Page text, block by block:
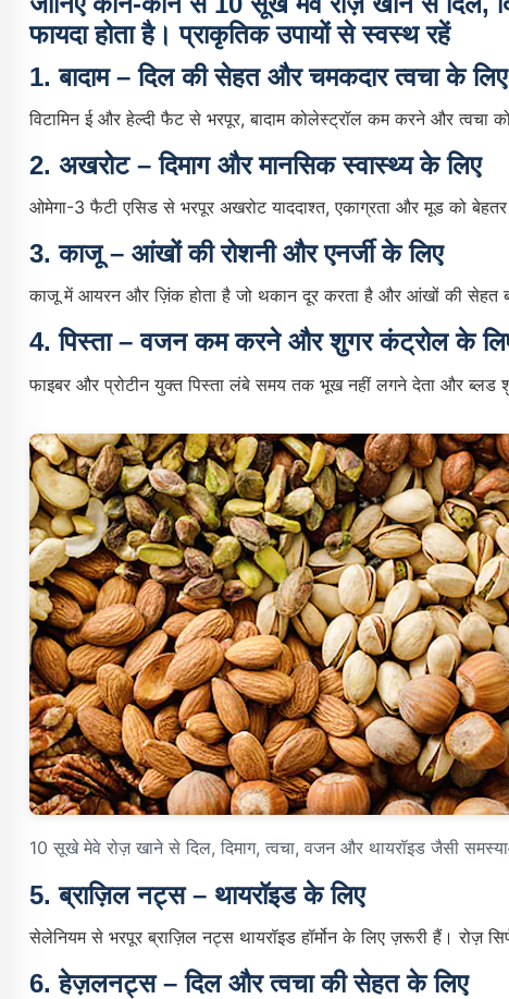
फायदा होता है। प्राकृतिक उपायों से स्वस्थ रहें
1.बादाम – दिल की सेहत और चमकदार त्वचा के लिए
विटामिन ई और हेल्दी फैट से भरपूर, बादाम कोलेस्ट्रॉल कम करने और त्वचा
2. अखरोट – दिमाग और मानसिक स्वास्थ्य के लिए
ओमेगा-3 फैटी एसिड से भरपूर अखरोट याददाश्त, एकाग्रता और मूड को बेहतर
3.काजू – आंखों की रोशनी और एनर्जी के लिए
काजू में आयरन और ज़िंक होता है जो थकान दूर करता है और आंखों की सेहत
4.पिस्ता – वजन कम करने और शुगर कंट्रोल के
फाइबर और प्रोटीन युक्त पिस्ता लंबे समय तक भूख नहीं लगने देता और ब्लड
10 सूखे मेवे रोज़ खाने से दिल, दिमाग, त्वचा, वजन और थायरॉइड जैसी
5.ब्राज़िल नट्स – थायरॉइड के लिए
सेलेनियम से भरपूर ब्राज़िल नट्स थायरॉइड हॉर्मोन के लिए ज़रूरी हैं। रोज़
6.हेज़लनट्स – दिल और त्वचा की सेहत के लिए